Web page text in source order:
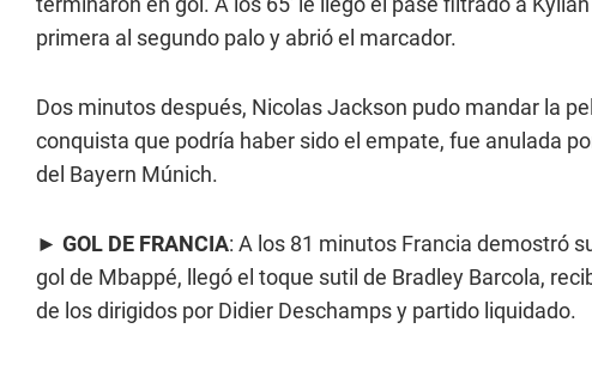
primera al segundo palo y abrió el marcador.
Dos minutos después, Nicolas Jackson pudo mandar la
conquista que podría haber sido el empate, fue anulada
del Bayern Múnich.
► GOL DE FRANCIA: A los 81 minutos Francia demostró
gol de Mbappé, llegó el toque sutil de Bradley Barcola,
de los dirigidos por Didier Deschamps y partido liquidado.